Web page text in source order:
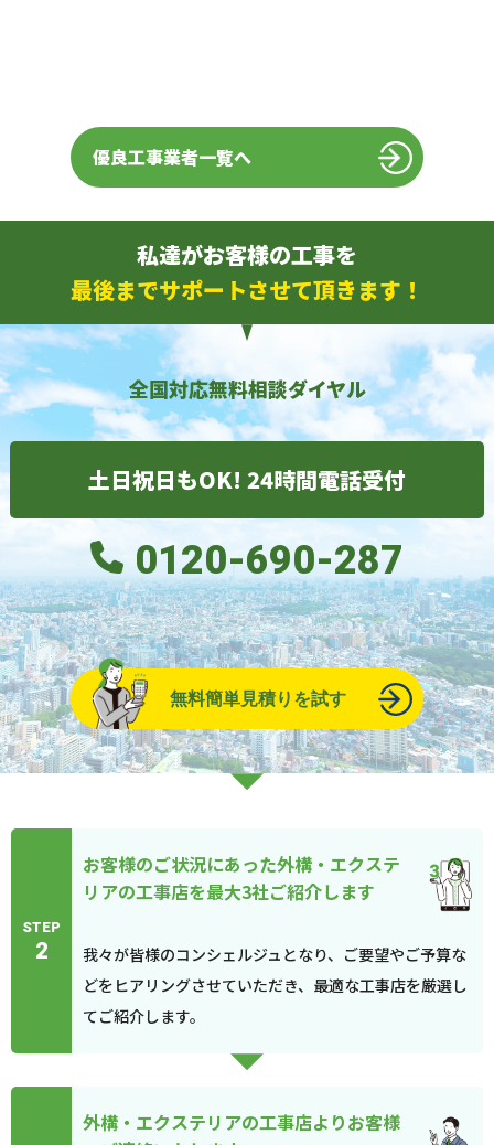
優良工事業者一覧へ
私達がお客様の工事を
最後までサポートさせて頂きます！
全国対応無料相談ダイヤル
土日祝日もOK! 24時間電話受付
0120-690-287
無料簡単見積りを試す
STEP
2
お客様のご状況にあった外構・エクステ
リアの工事店を最大3社ご紹介します
我々が皆様のコンシェルジュとなり、ご要望やご予算な
どをヒアリングさせていただき、最適な工事店を厳選し
てご紹介します。
外構・エクステリアの工事店よりお客様